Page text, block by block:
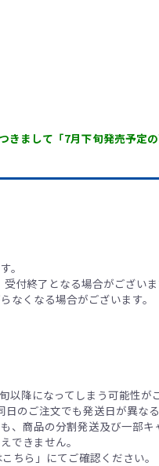
まして「7月下旬発売予定
。
付終了となる場合がございま
くなる場合がございます。
降になってしまう可能性が
のご注文でも発送日が異な
商品の分割発送及び一部キ
できません。
ちら」にてご確認ください。